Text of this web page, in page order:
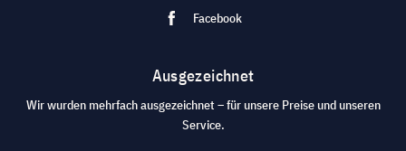
Facebook
Ausgezeichnet
Wir wurden mehrfach ausgezeichnet – für unsere Preise und unseren
Service.